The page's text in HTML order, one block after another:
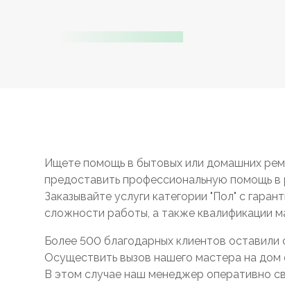
Ищете помощь в бытовых или домашних
предоставить профессиональную помощь
Заказывайте услуги категории "Пол" с
сложности работы, а также квалификации
Более 500 благодарных клиентов
Осуществить вызов нашего мастера на дом
В этом случае наш менеджер оперативно